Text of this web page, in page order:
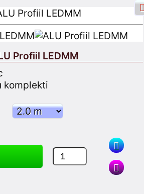
Profiil LEDMM
komplekti